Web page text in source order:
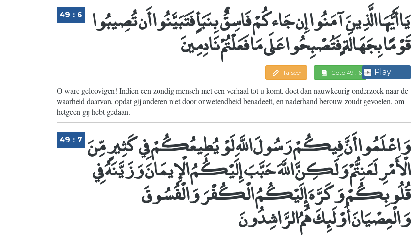
49 : 6 يَا أَيُّهَا الَّذِينَ آمَنُوا إِن جَاءكُمْ فَاسِقٌ بِنَبَأٍ فَتَبَيَّنُوا أَن تُصِيبُوا
قَوْمًا بِجَهَالَةٍ فَتُصْبِحُوا عَلَى مَا فَعَلْتُمْ نَادِمِينَ
Tafseer Goto 49 : 6 Play
O ware geloovigen! Indien een zondig mensch met een verhaal tot u komt, doet dan nauwkeurig onderzoek naar de
waarheid daarvan, opdat gij anderen niet door onwetendheid benadeelt, en naderhand berouw zoudt gevoelen, om
hetgeen gij hebt gedaan.
49 : 7 وَاعْلَمُوا أَنَّ فِيكُمْ رَسُولَ اللَّهِ لَوْ يُطِيعُكُمْ فِي كَثِيرٍ مِّنَ
الْأَمْرِ لَعَنِتُّمْ وَلَكِنَّ اللَّهَ حَبَّبَ إِلَيْكُمُ الْإِيمَانَ وَزَيَّنَهُ فِي
قُلُوبِكُمْ وَكَرَّهَ إِلَيْكُمُ الْكُفْرَ وَالْفُسُوقَ
وَالْعِصْيَانَ أُوْلَئِكَ هُمُ الرَّاشِدُونَ